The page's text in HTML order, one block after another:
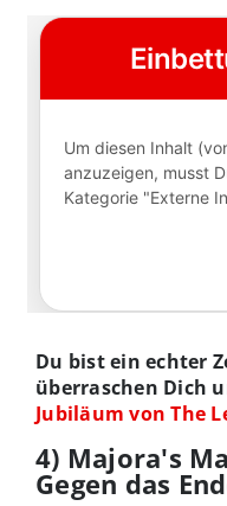
Du bist ein echter
überraschen Dich
Jubiläum von The
4) Majora's
Gegen das